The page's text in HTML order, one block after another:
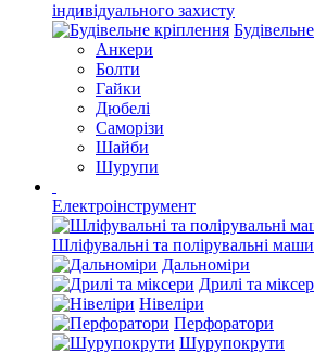
індивідуального захисту
Анкери
Болти
Гайки
Дюбелі
Саморізи
Шайби
Шурупи
Електроінструмент
Шліфувальні та полірувальні
Дальноміри
Дрилі та
Нівеліри
Перфоратори
Шурупокрути